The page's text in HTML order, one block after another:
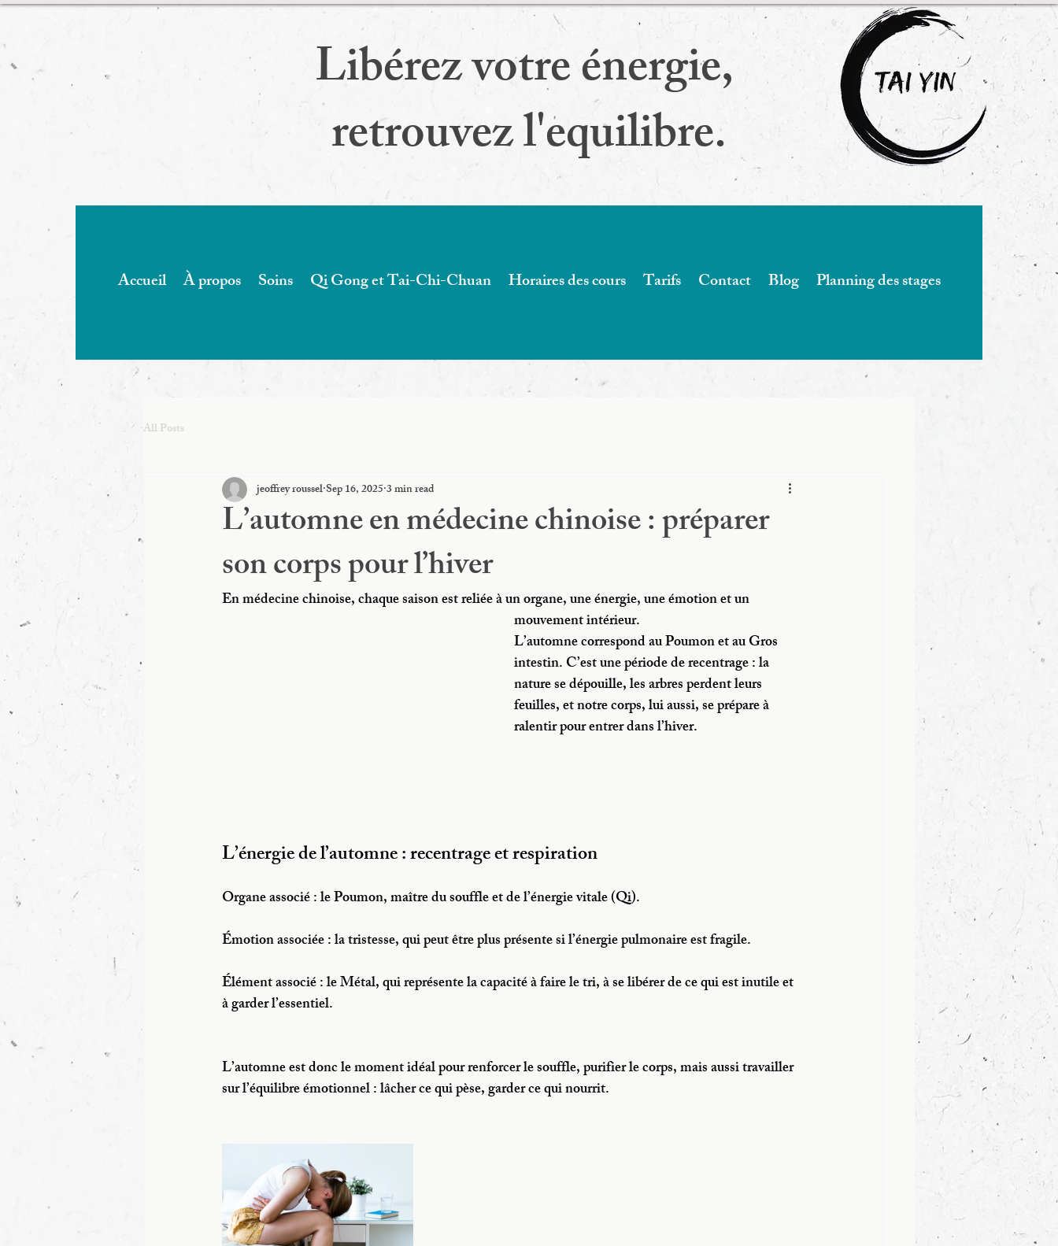
Libérez votre énergie,
retrouvez l'equilibre.
Accueil À propos Soins Qi Gong et Tai-Chi-Chuan Horaires des cours Tarifs Contact Blog Planning des stages
All Posts
L’automne en médecine chinoise : préparer
son corps pour l’hiver
jeoffrey rousselSep 16, 20253 min read
En médecine chinoise, chaque saison est reliée à un organe, une énergie, une émotion et un
mouvement intérieur.
L’automne correspond au Poumon et au Gros
intestin. C’est une période de recentrage : la
nature se dépouille, les arbres perdent leurs
feuilles, et notre corps, lui aussi, se prépare à
ralentir pour entrer dans l’hiver.
L’énergie de l’automne : recentrage et respiration
Organe associé : le Poumon, maître du souffle et de l’énergie vitale (Qi).
Émotion associée : la tristesse, qui peut être plus présente si l’énergie pulmonaire est fragile.
Élément associé : le Métal, qui représente la capacité à faire le tri, à se libérer de ce qui est inutile et
à garder l’essentiel.
L’automne est donc le moment idéal pour renforcer le souffle, purifier le corps, mais aussi travailler
sur l’équilibre émotionnel : lâcher ce qui pèse, garder ce qui nourrit.